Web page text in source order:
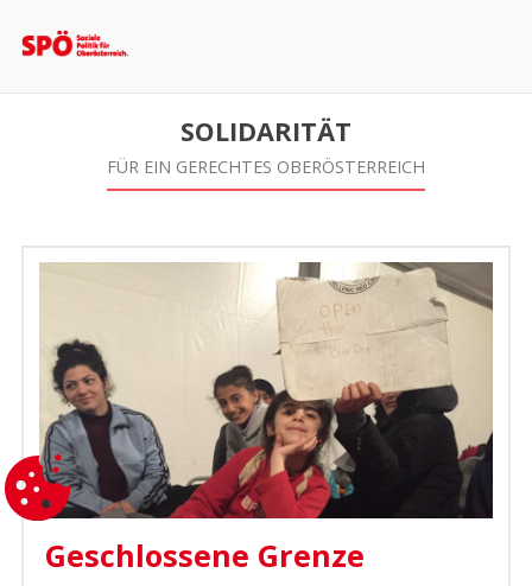
SOLIDARITÄT
FÜR EIN GERECHTES OBERÖSTERREICH
Geschlossene Grenze